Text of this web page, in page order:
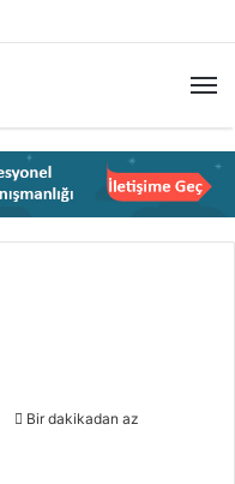
Bir dakikadan az